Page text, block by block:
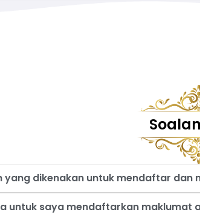
yang dikenakan untuk mendaftar dan
untuk saya mendaftarkan maklumat